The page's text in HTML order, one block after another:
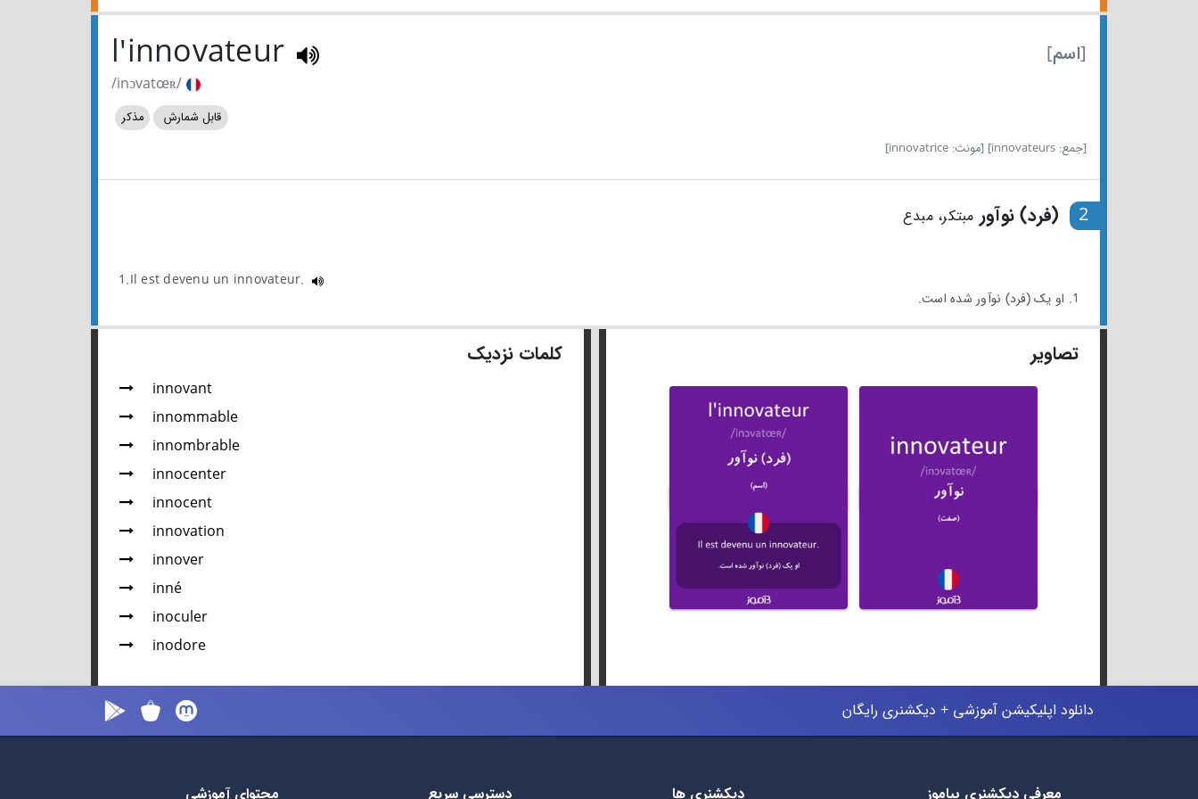
[اسم] l'innovateur
/inɔvatœʀ/
قابل شمارش
مذکر
[جمع: innovateurs]
[مونث: innovatrice]
2 (فرد) نوآور مبتکر، مبدع
1.Il est devenu un innovateur.
1. او یک (فرد) نوآور شده است.
تصاویر کلمات نزدیک
innovant
innommable
innombrable
innocenter
innocent
innovation
innover
inné
inoculer
inodore
دانلود اپلیکیشن آموزشی + دیکشنری رایگان
معرفی دیکشنری بیاموز دیکشنری ها دسترسی سریع محتوای آموزشی